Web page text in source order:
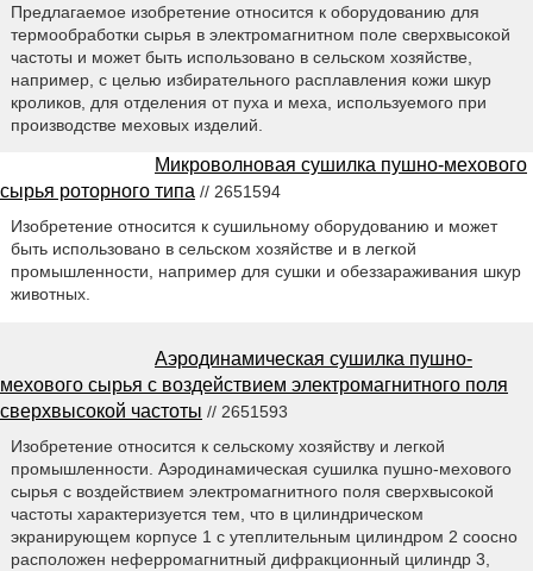
Предлагаемое изобретение относится к оборудованию для
термообработки сырья в электромагнитном поле сверхвысокой
частоты и может быть использовано в сельском хозяйстве,
например, с целью избирательного расплавления кожи шкур
кроликов, для отделения от пуха и меха, используемого при
производстве меховых изделий.
Микроволновая сушилка пушно-мехового
сырья роторного типа // 2651594
Изобретение относится к сушильному оборудованию и может
быть использовано в сельском хозяйстве и в легкой
промышленности, например для сушки и обеззараживания шкур
животных.
Аэродинамическая сушилка пушно-
мехового сырья с воздействием электромагнитного поля
сверхвысокой частоты // 2651593
Изобретение относится к сельскому хозяйству и легкой
промышленности. Аэродинамическая сушилка пушно-мехового
сырья с воздействием электромагнитного поля сверхвысокой
частоты характеризуется тем, что в цилиндрическом
экранирующем корпусе 1 с утеплительным цилиндром 2 соосно
расположен неферромагнитный дифракционный цилиндр 3,